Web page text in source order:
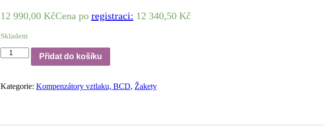
12 990,00 KčCena po registraci: 12 340,50 Kč
Skladem
Žaket
Beuchat
LIGHT
Přidat do košíku
Kategorie: Kompenzátory vztlaku, BCD, Žakety